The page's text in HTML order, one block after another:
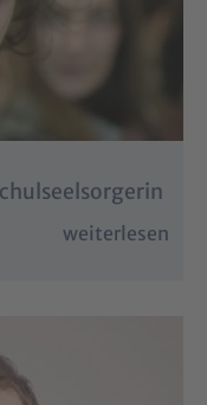
weiterlesen